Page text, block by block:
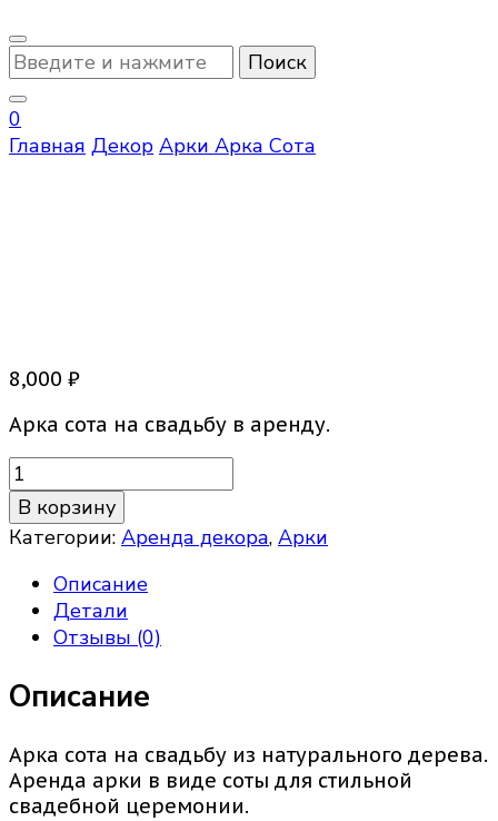
Ищите
что-
то?
0
Главная Декор Арки Арка Сота
8,000 ₽
Арка сота на свадьбу в аренду.
Количество
товара
Арка
Сота
В корзину
Категории: Аренда декора, Арки
Описание
Детали
Отзывы (0)
Описание
Арка сота на свадьбу из натурального дерева.
Аренда арки в виде соты для стильной
свадебной церемонии.